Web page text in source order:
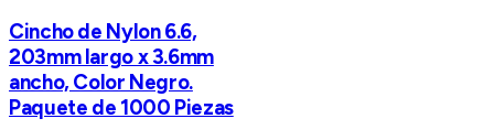
Cincho de Nylon 6.6,
203mm largo x 3.6mm
ancho, Color Negro.
Paquete de 1000 Piezas